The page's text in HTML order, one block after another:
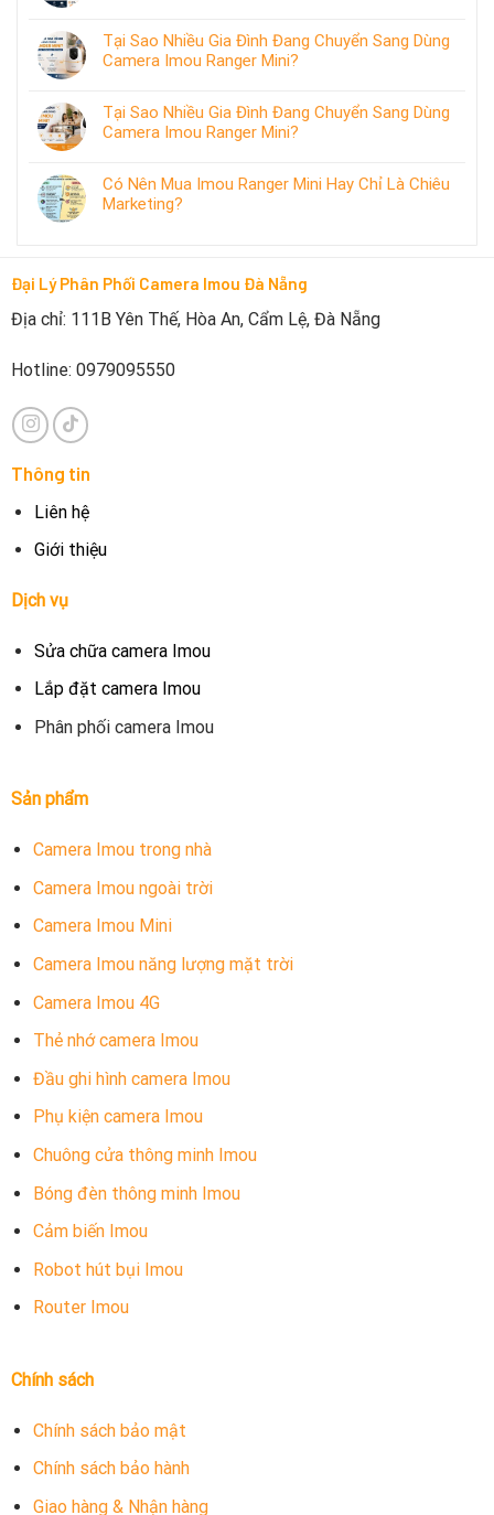
Tại Sao Nhiều Gia Đình Đang Chuyển Sang Dùng
Camera Imou Ranger Mini?
Tại Sao Nhiều Gia Đình Đang Chuyển Sang Dùng
Camera Imou Ranger Mini?
Có Nên Mua Imou Ranger Mini Hay Chỉ Là Chiêu
Marketing?
Đại Lý Phân Phối Camera Imou Đà Nẵng
Địa chỉ: 111B Yên Thế, Hòa An, Cẩm Lệ, Đà Nẵng
Hotline: 0979095550
Thông tin
Liên hệ
Giới thiệu
Dịch vụ
Sửa chữa camera Imou
Lắp đặt camera Imou
Phân phối camera Imou
Sản phẩm
Camera Imou trong nhà
Camera Imou ngoài trời
Camera Imou Mini
Camera Imou năng lượng mặt trời
Camera Imou 4G
Thẻ nhớ camera Imou
Đầu ghi hình camera Imou
Phụ kiện camera Imou
Chuông cửa thông minh Imou
Bóng đèn thông minh Imou
Cảm biến Imou
Robot hút bụi Imou
Router Imou
Chính sách
Chính sách bảo mật
Chính sách bảo hành
Giao hàng & Nhận hàng